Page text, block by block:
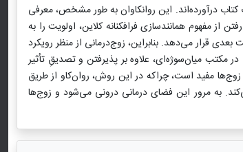
درآورده‌اند. این روانکاوان به طور مشخص، معرفی
مفهوم همانندسازی فرافکنانه کلاین، اولویت را به
قرار می‌دهد. بنابراین، زوج‌درمانی از منظر رویکرد
میان‌سوژه‌ای، علاوه بر پذیرفتن و تصدیقِ تأثیر
مفید است، چراکه در این روش، روان‌کاو از طریق
به مرور این فضای درمانی درونی می‌شود و زوج‌ها